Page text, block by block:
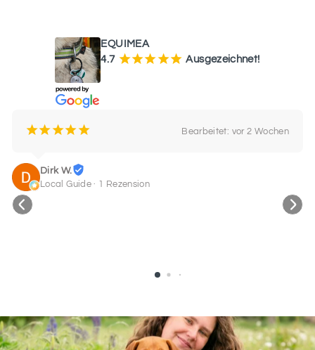
SCHRIFTART
10
SCHRIFTART
SCHRIFTART
14
EQUIMEA
4.7 ¡¡¡¡¡ Ausgezeichnet!
¡¡¡¡¡ Bearbeitet: vor 2 Wochen
Dirk W.
Local Guide · 1 Rezension